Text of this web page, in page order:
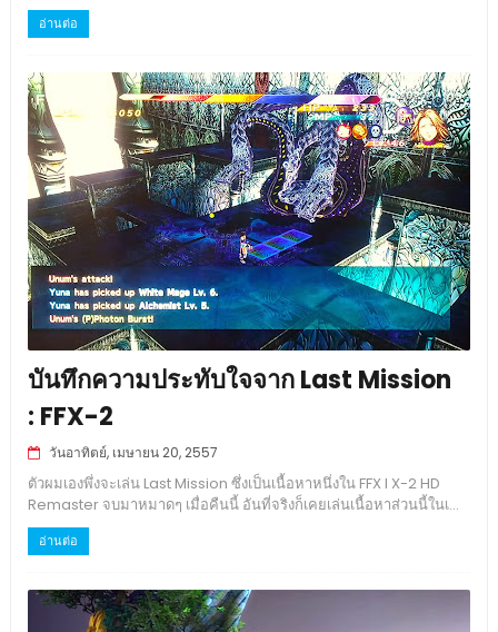
อ่านต่อ
บันทึกความประทับใจจาก Last Mission
: FFX-2
วันอาทิตย์, เมษายน 20, 2557
ตัวผมเองพึ่งจะเล่น Last Mission ซึ่งเป็นเนื้อหาหนึ่งใน FFX l X-2 HD
Remaster จบมาหมาดๆ เมื่อคืนนี้ อันที่จริงก็เคยเล่นเนื้อหาส่วนนี้ในเ...
อ่านต่อ